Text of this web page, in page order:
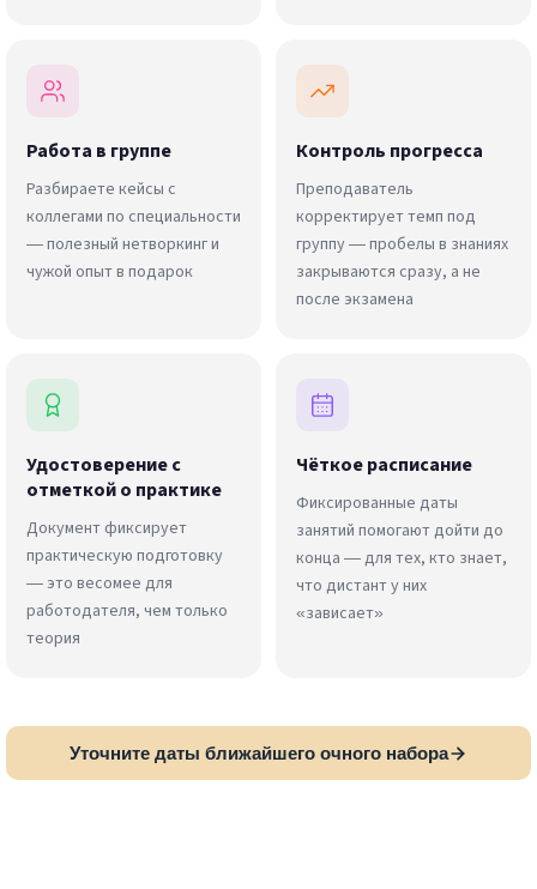
Работа в группе
Разбираете кейсы с
коллегами по специальности
— полезный нетворкинг и
чужой опыт в подарок
Контроль прогресса
Преподаватель
корректирует темп под
группу — пробелы в знаниях
закрываются сразу, а не
после экзамена
Удостоверение с
отметкой о практике
Документ фиксирует
практическую подготовку
— это весомее для
работодателя, чем только
теория
Чёткое расписание
Фиксированные даты
занятий помогают дойти до
конца — для тех, кто знает,
что дистант у них
«зависает»
Уточните даты ближайшего очного набора